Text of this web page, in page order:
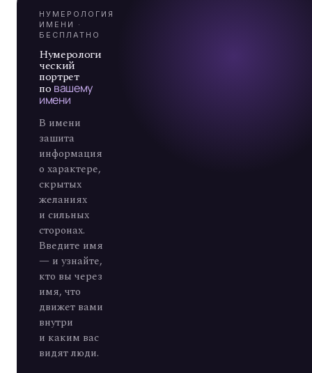
А
7
НУМЕРОЛОГИЯ
ИМЕНИ ·
БЕСПЛАТНО
Нумерологи
ческий
портрет
по вашему
имени
В имени
зашита
информация
о характере,
скрытых
желаниях
и сильных
сторонах.
Введите имя
— и узнайте,
кто вы через
имя, что
движет вами
внутри
и каким вас
видят люди.